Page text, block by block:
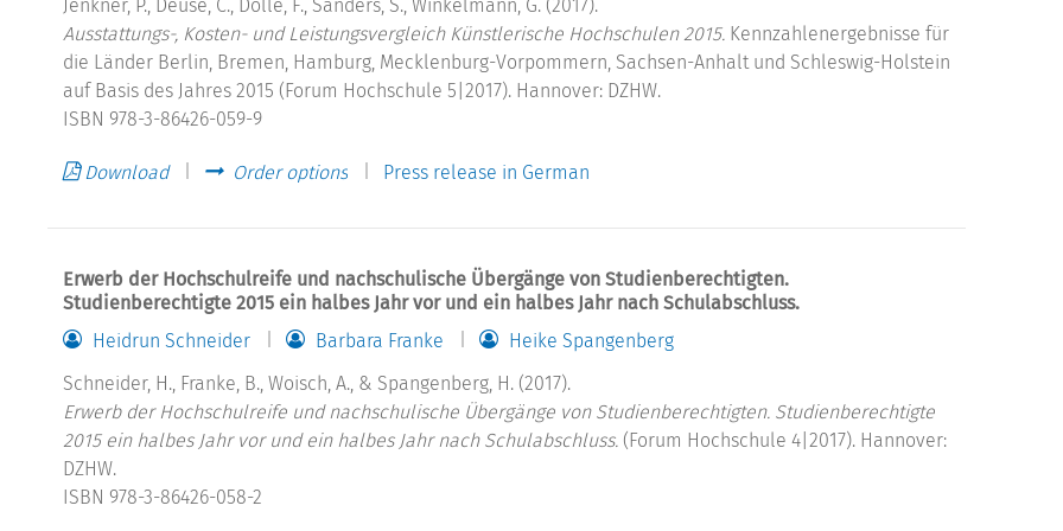
Jenkner, P., Deuse, C., Dölle, F., Sanders, S., Winkelmann, G. (2017).
Ausstattungs-, Kosten- und Leistungsvergleich Künstlerische Hochschulen 2015. Kennzahlenergebnisse für
die Länder Berlin, Bremen, Hamburg, Mecklenburg-Vorpommern, Sachsen-Anhalt und Schleswig-Holstein
auf Basis des Jahres 2015 (Forum Hochschule 5|2017). Hannover: DZHW.
ISBN 978-3-86426-059-9
Download Order options Press release in German
Erwerb der Hochschulreife und nachschulische Übergänge von Studienberechtigten.
Studienberechtigte 2015 ein halbes Jahr vor und ein halbes Jahr nach Schulabschluss.
Heidrun Schneider
Barbara Franke
Heike Spangenberg
Schneider, H., Franke, B., Woisch, A., & Spangenberg, H. (2017).
Erwerb der Hochschulreife und nachschulische Übergänge von Studienberechtigten. Studienberechtigte
2015 ein halbes Jahr vor und ein halbes Jahr nach Schulabschluss. (Forum Hochschule 4|2017). Hannover:
DZHW.
ISBN 978-3-86426-058-2